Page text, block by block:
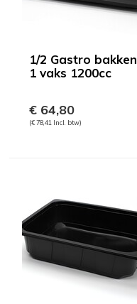
1/2 Gastro bakken
1 vaks 1200cc
€ 64,80
(€ 78,41 Incl. btw)